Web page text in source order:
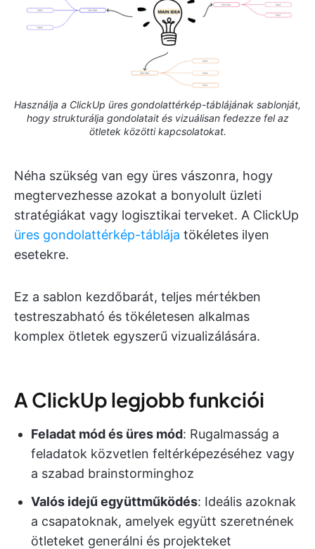
Használja a ClickUp üres gondolattérkép-táblájának sablonját,
hogy strukturálja gondolatait és vizuálisan fedezze fel az
ötletek közötti kapcsolatokat.
Néha szükség van egy üres vászonra, hogy
megtervezhesse azokat a bonyolult üzleti
stratégiákat vagy logisztikai terveket. A ClickUp
üres gondolattérkép-táblája tökéletes ilyen
esetekre.
Ez a sablon kezdőbarát, teljes mértékben
testreszabható és tökéletesen alkalmas
komplex ötletek egyszerű vizualizálására.
A ClickUp legjobb funkciói
Feladat mód és üres mód: Rugalmasság a
feladatok közvetlen feltérképezéséhez vagy
a szabad brainstorminghoz
Valós idejű együttműködés: Ideális azoknak
a csapatoknak, amelyek együtt szeretnének
ötleteket generálni és projekteket